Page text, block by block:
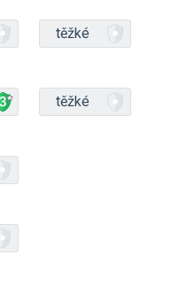
těžké
těžké